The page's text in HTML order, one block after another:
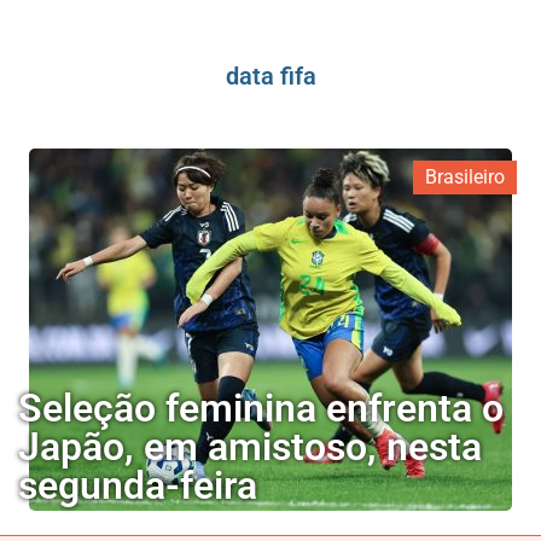
data fifa
Brasileiro
Seleção feminina enfrenta o
Japão, em amistoso, nesta
segunda-feira